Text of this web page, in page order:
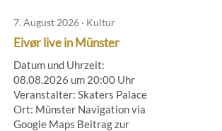
7. August 2026 · Kultur
Eivør live in Münster
Datum und Uhrzeit:
08.08.2026 um 20:00 Uhr
Veranstalter: Skaters Palace
Ort: Münster Navigation via
Google Maps Beitrag zur